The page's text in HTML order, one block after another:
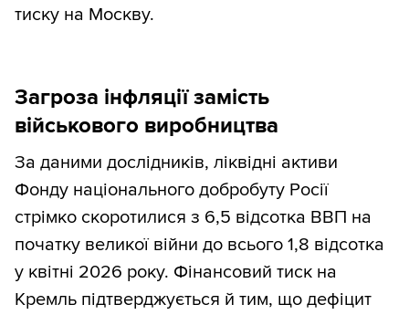
тиску на Москву.
Загроза інфляції замість
військового виробництва
За даними дослідників, ліквідні активи
Фонду національного добробуту Росії
стрімко скоротилися з 6,5 відсотка ВВП на
початку великої війни до всього 1,8 відсотка
у квітні 2026 року. Фінансовий тиск на
Кремль підтверджується й тим, що дефіцит